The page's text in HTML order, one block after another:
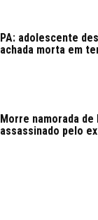
PA: adolescente
achada morta em
Morre namorada
assassinado pelo